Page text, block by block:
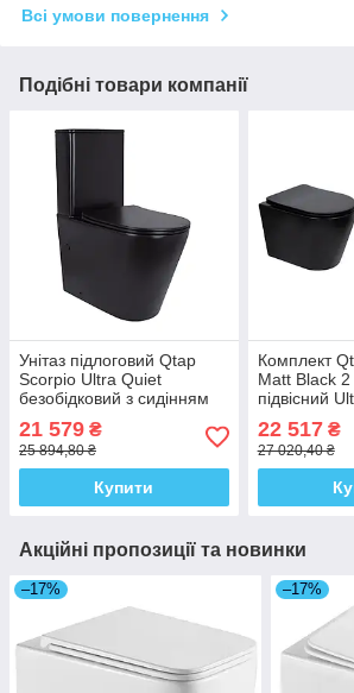
Всі умови повернення
Подібні товари компанії
Унітаз підлоговий Qtap
Scorpio Ultra Quiet
безобідковий з сидінням
QT14226088AMB
21 579 ₴
25 894,80 ₴
Купити
Комплект
Matt Black 2
підвісний
підвісне
22 517₴
27 020,40 ₴
Акційні пропозиції та новинки
–17% –17%